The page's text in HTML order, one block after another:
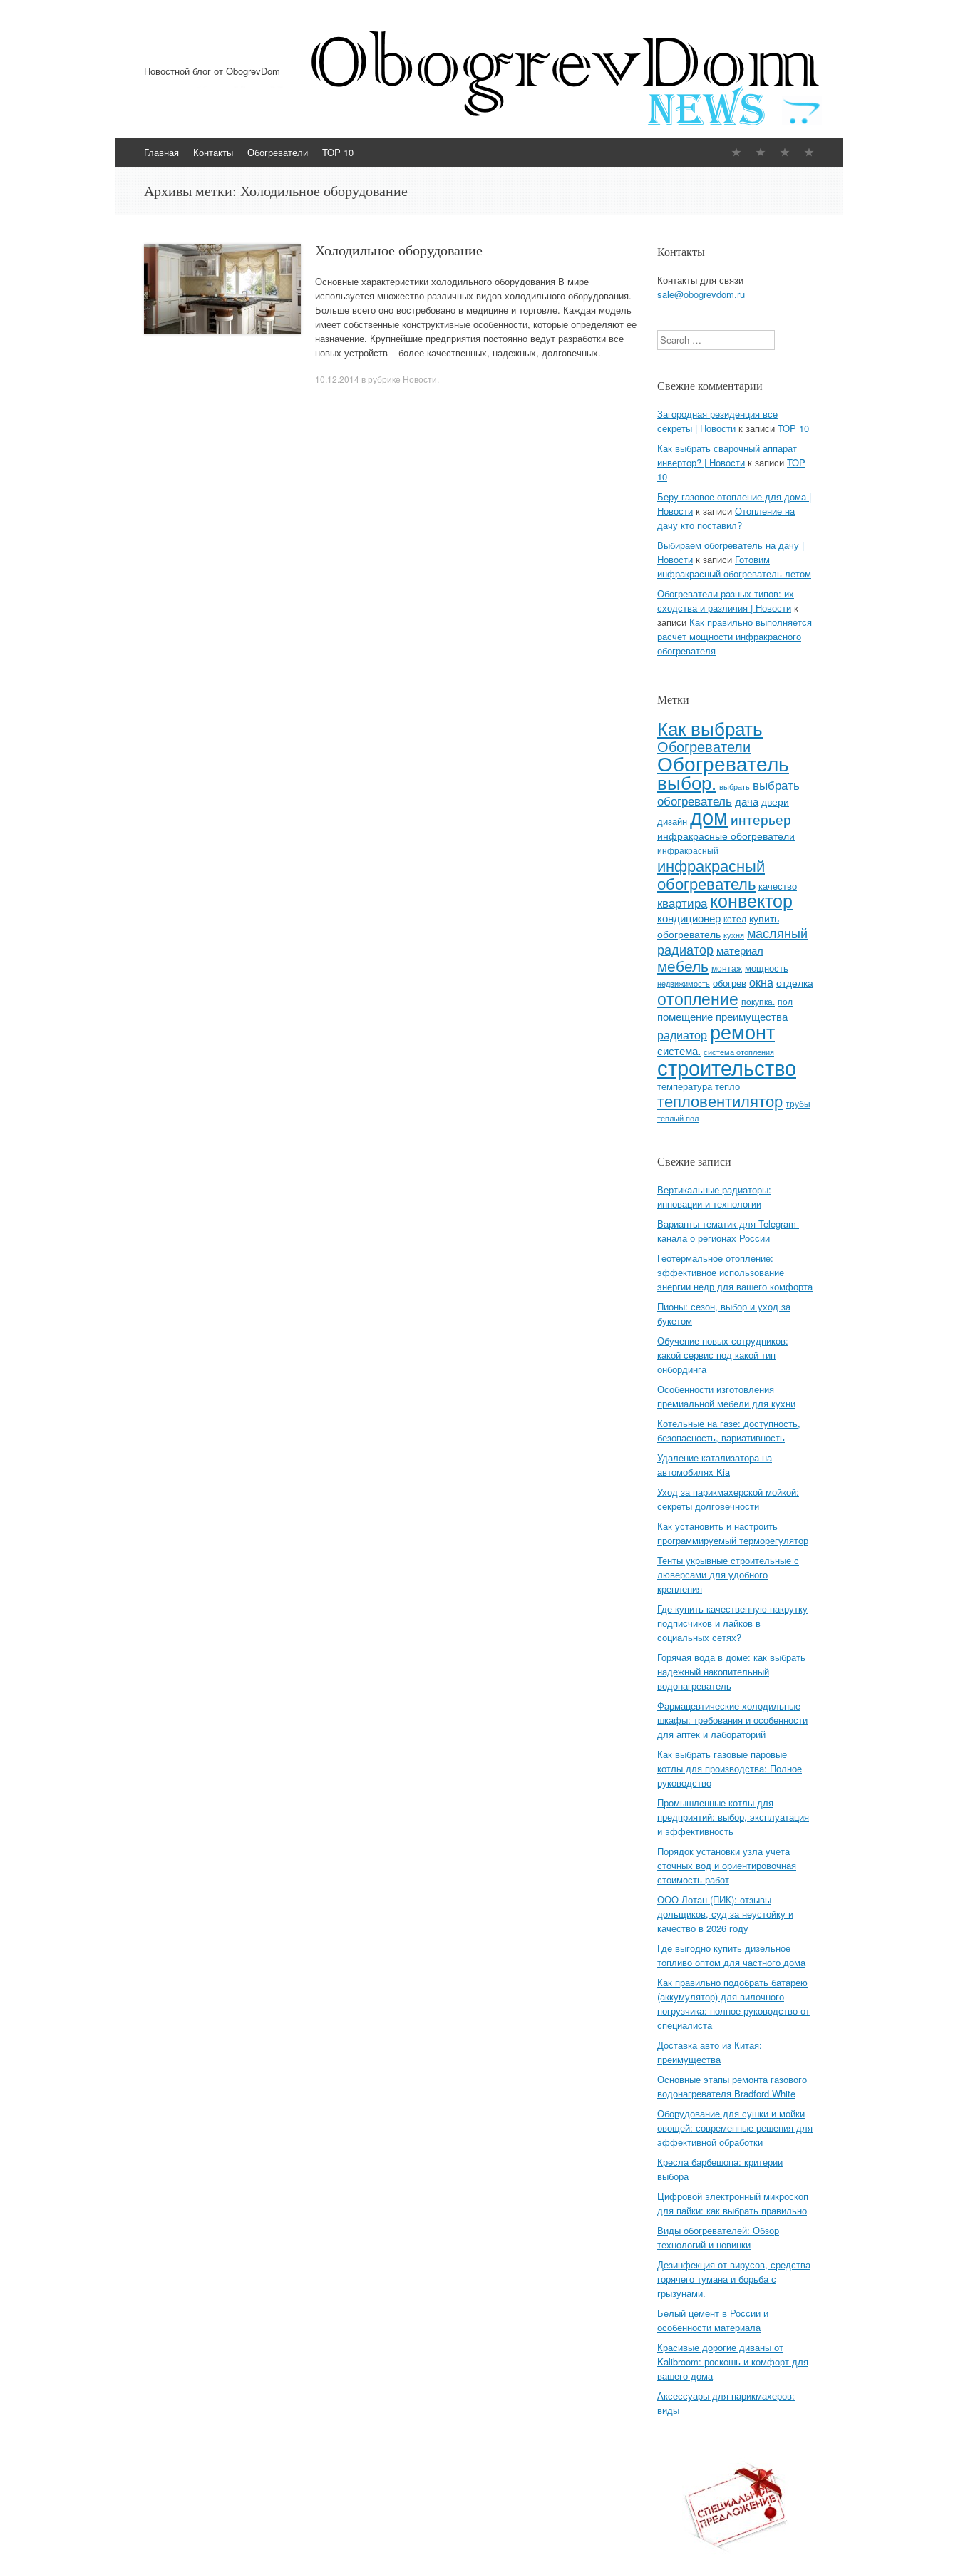
Новостной блог от ObogrevDom
Перейти к содержимому
Главная Контакты Обогреватели TOP 10
Архивы метки: Холодильное оборудование
Холодильное оборудование
Основные характеристики холодильного оборудования В мире
используется множество различных видов холодильного оборудования.
Больше всего оно востребовано в медицине и торговле. Каждая модель
имеет собственные конструктивные особенности, которые определяют ее
назначение. Крупнейшие предприятия постоянно ведут разработки все
новых устройств – более качественных, надежных, долговечных.
10.12.2014 в рубрике Новости
Контакты
Контакты для связи
sale@obogrevdom.ru
Search
Свежие комментарии
Загородная резиденция все
секреты | Новости к записи TOP 10
Как выбрать сварочный аппарат
инвертор? | Новости к записи TOP
10
Беру газовое отопление для дома |
Новости к записи Отопление на
дачу кто поставил?
Выбираем обогреватель на дачу |
Новости к записи Готовим
инфракрасный обогреватель летом
Обогреватели разных типов: их
сходства и различия | Новости к
записи Как правильно выполняется
расчет мощности инфракрасного
обогревателя
Метки
Как выбрать
Обогреватели
Обогреватель
выбор. выбрать выбрать
обогреватель дача двери
дизайн доминтерьер
инфракрасные обогреватели
инфракрасный
инфракрасный
обогреватель качество
квартираконвектор
кондиционер котел купить
обогреватель кухня масляный
радиатор материал
мебель монтаж мощность
недвижимость обогрев окна отделка
отопление покупка. пол
помещение преимущества
радиаторремонт
система. система отопления
строительство
температура тепло
тепловентилятор трубы
тёплый пол
Свежие записи
Вертикальные радиаторы:
инновации и технологии
Варианты тематик для Telegram-
канала о регионах России
Геотермальное отопление:
эффективное использование
энергии недр для вашего комфорта
Пионы: сезон, выбор и уход за
букетом
Обучение новых сотрудников:
какой сервис под какой тип
онбординга
Особенности изготовления
премиальной мебели для кухни
Котельные на газе: доступность,
безопасность, вариативность
Удаление катализатора на
автомобилях Kia
Уход за парикмахерской мойкой:
секреты долговечности
Как установить и настроить
программируемый терморегулятор
Тенты укрывные строительные с
люверсами для удобного
крепления
Где купить качественную накрутку
подписчиков и лайков в
социальных сетях?
Горячая вода в доме: как выбрать
надежный накопительный
водонагреватель
Фармацевтические холодильные
шкафы: требования и особенности
для аптек и лабораторий
Как выбрать газовые паровые
котлы для производства: Полное
руководство
Промышленные котлы для
предприятий: выбор, эксплуатация
и эффективность
Порядок установки узла учета
сточных вод и ориентировочная
стоимость работ
ООО Лотан (ПИК): отзывы
дольщиков, суд за неустойку и
качество в 2026 году
Где выгодно купить дизельное
топливо оптом для частного дома
Как правильно подобрать батарею
(аккумулятор) для вилочного
погрузчика: полное руководство от
специалиста
Доставка авто из Китая:
преимущества
Основные этапы ремонта газового
водонагревателя Bradford White
Оборудование для сушки и мойки
овощей: современные решения для
эффективной обработки
Кресла барбешопа: критерии
выбора
Цифровой электронный микроскоп
для пайки: как выбрать правильно
Виды обогревателей: Обзор
технологий и новинки
Дезинфекция от вирусов, средства
горячего тумана и борьба с
грызунами.
Белый цемент в России и
особенности материала
Красивые дорогие диваны от
Kalibroom: роскошь и комфорт для
вашего дома
Аксессуары для парикмахеров:
виды